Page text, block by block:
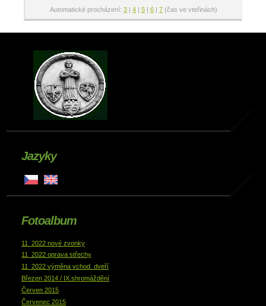
Automatické procházení: 3 | 4 | 5 | 6 | 7 (čas ve vteřinách)
Jazyky
Fotoalbum
11_2022 nové zvonky
11_2022 oprava střechy
11_2022 výměna vchod. dveří
Březen 2014 / IX.shromáždění
Červen 2015
Červenec 2015